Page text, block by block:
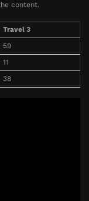
content.
Travel 3
59
11
38